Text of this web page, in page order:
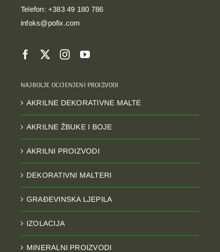
Telefon: +383 49 180 786
infoks@pofix.com
NAJBOLJE OCIJENJENI PROIZVODI
AKRILNE DEKORATIVNE MALTE
AKRILNE ŽBUKE I BOJE
AKRILNI PROIZVODI
DEKORATIVNI MALTERI
GRAĐEVINSKA LJEPILA
IZOLACIJA
MINERALNI PROIZVODI